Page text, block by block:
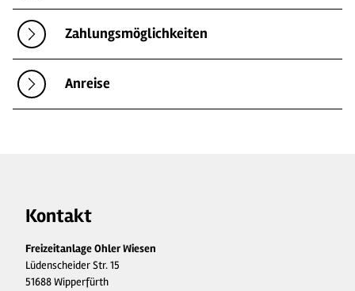
Zahlungsmöglichkeiten
Anreise
Kontakt
Freizeitanlage Ohler Wiesen
Lüdenscheider Str. 15
51688 Wipperfürth